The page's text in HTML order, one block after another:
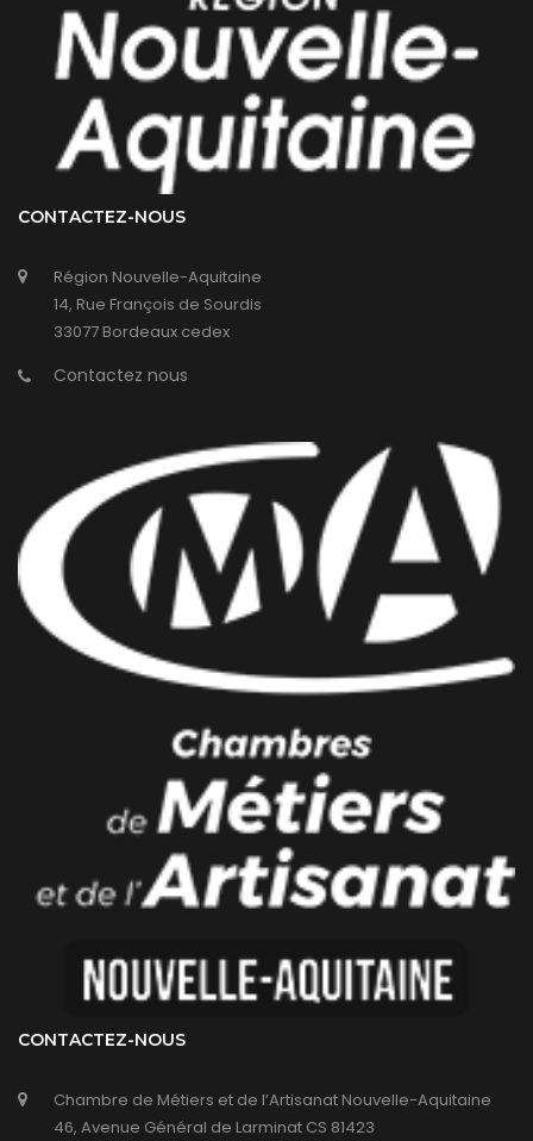
CONTACTEZ-NOUS
Région Nouvelle-Aquitaine
14, Rue François de Sourdis
33077 Bordeaux cedex
Contactez nous
CONTACTEZ-NOUS
Chambre de Métiers et de l’Artisanat Nouvelle-Aquitaine
46, Avenue Général de Larminat CS 81423